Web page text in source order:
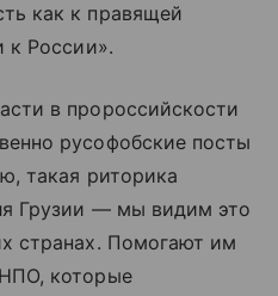
как к правящей
к России».
в пророссийскости
русофобские посты
такая риторика
Грузии — мы видим это
странах. Помогают им
которые